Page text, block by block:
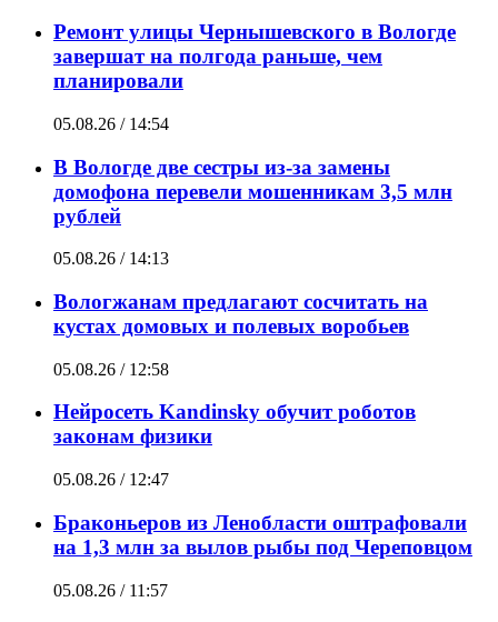
Ремонт улицы Чернышевского в Вологде
завершат на полгода раньше, чем
планировали
05.08.26 / 14:54
В Вологде две сестры из-за замены
домофона перевели мошенникам 3,5 млн
рублей
05.08.26 / 14:13
Вологжанам предлагают сосчитать на
кустах домовых и полевых воробьев
05.08.26 / 12:58
Нейросеть Kandinsky обучит роботов
законам физики
05.08.26 / 12:47
Браконьеров из Ленобласти оштрафовали
на 1,3 млн за вылов рыбы под Череповцом
05.08.26 / 11:57